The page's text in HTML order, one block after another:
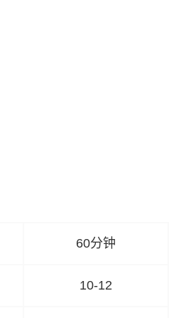
60分钟
10-12